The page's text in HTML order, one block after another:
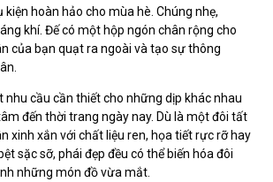
kiện hoàn hảo cho mùa hè. Chúng nhẹ,
khí. Đế có một hộp ngón chân rộng cho
của bạn quạt ra ngoài và tạo sự thông
cầu cần thiết cho những dịp khác nhau
đến thời trang ngày nay. Dù là một đôi tất
xinh xắn với chất liệu ren, họa tiết rực rỡ hay
sặc sỡ, phái đẹp đều có thể biến hóa đôi
những món đồ vừa mắt.